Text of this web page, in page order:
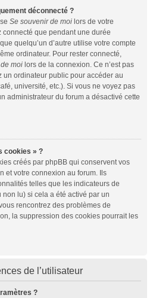
déconnecté ?
Se souvenir de moi lors de votre
que pendant une durée
quelqu’un d’autre utilise votre compte
ordinateur. Pour rester connecté,
moi lors de la connexion. Ce n’est pas
un ordinateur public pour accéder au
université, etc.). Si vous ne voyez pas
administrateur du forum a désactivé cette
cookies » ?
créés par phpBB qui conservent vos
et votre connexion au forum. Ils
telles que les indicateurs de
lu) si cela a été activé par un
rencontrez des problèmes de
la suppression des cookies pourrait les
de l’utilisateur
?